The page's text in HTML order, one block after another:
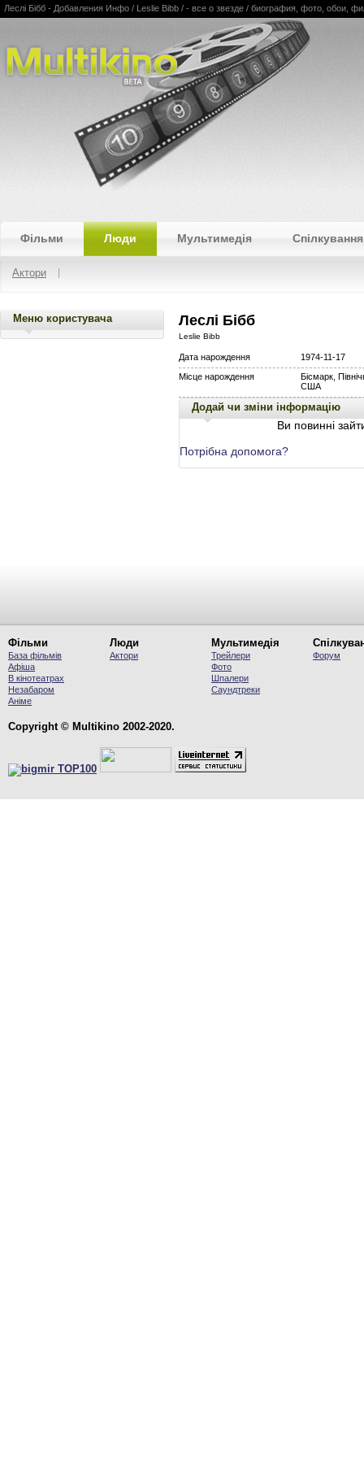
Multikino
Леслі Бібб - Добавления Инфо / Leslie Bibb / - все о звезде / биография, фото, обои,
Фільми Люди Мультимедія Спілкування
Актори
Меню користувача Леслі Бібб
Leslie Bibb
Дата нарождення
1974-11-17
Місце нарождення
Бісмарк,
США
Додай чи зміни інформацію
Ви повинні
Потрібна допомога?
Фільми
База фільмів
Афіша
В кінотеатрах
Незабаром
Аніме
Люди
Актори
Мультимедія
Трейлери
Фото
Шпалери
Саундтреки
Форум
Copyright © Multikino 2002-2020.